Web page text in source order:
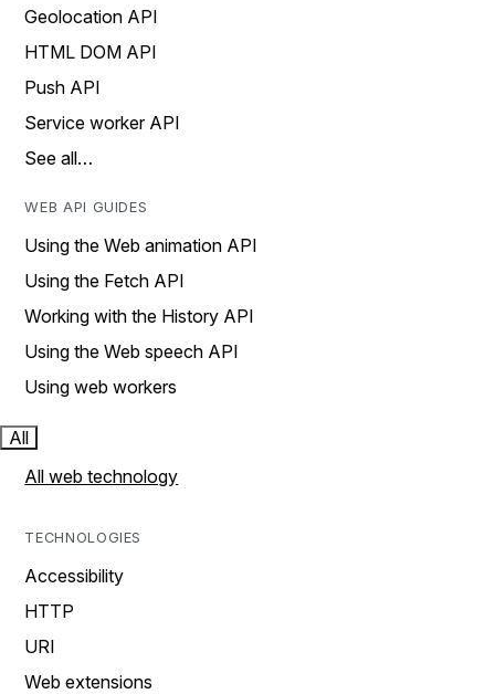
Geolocation API
HTML DOM API
Push API
Service worker API
See all…
WEB API GUIDES
Using the Web animation API
Using the Fetch API
Working with the History API
Using the Web speech API
Using web workers
All
All web technology
TECHNOLOGIES
Accessibility
HTTP
URI
Web extensions